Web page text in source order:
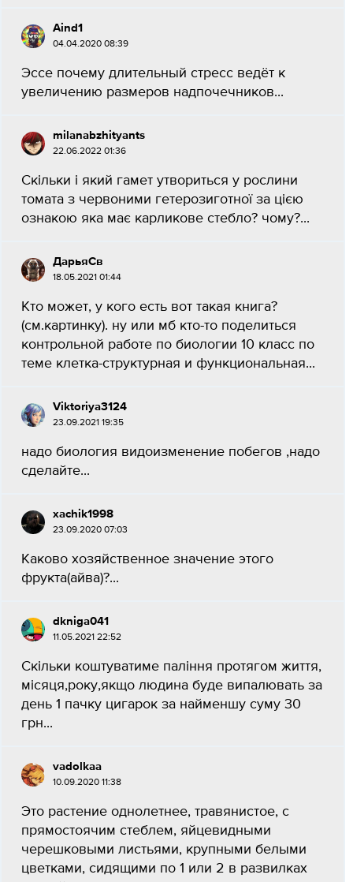
Aind1
04.04.2020 08:39
Эссе почему длительный стресс ведёт к
увеличению размеров надпочечников...
milanabzhityants
22.06.2022 01:36
Скільки і який гамет утвориться у рослини
томата з червоними гетерозиготної за цією
ознакою яка має карликове стебло? чому?...
ДарьяСв
18.05.2021 01:44
Кто может, у кого есть вот такая книга?
(см.картинку). ну или мб кто-то поделиться
контрольной работе по биологии 10 класс по
теме клетка-структурная и функциональная...
Viktoriya3124
23.09.2021 19:35
надо биология видоизменение побегов ,надо
сделайте​...
xachik1998
23.09.2020 07:03
Каково хозяйственное значение этого
фрукта(айва)?...
dkniga041
11.05.2021 22:52
Скільки коштуватиме паління протягом життя,
місяця,року,якщо людина буде випалювать за
день 1 пачку цигарок за найменшу суму 30
грн​...
vadolkaa
10.09.2020 11:38
Это растение однолетнее, травянистое, с
прямостоячим стеблем, яйцевидными
черешковыми листьями, крупными белыми
цветками, сидящими по 1 или 2 в развилках